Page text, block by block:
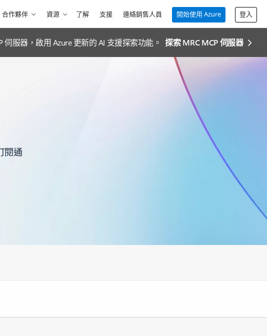
合作夥伴 資源 了解 支援 連絡銷售人員 開始使用 Azure 登入
伺服器，啟用 Azure 更新的 AI 支援探索功能。 探索 MRC MCP 伺服器
閱通